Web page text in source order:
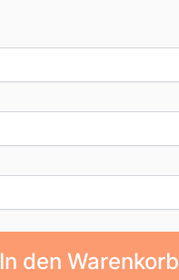
In den Warenkorb